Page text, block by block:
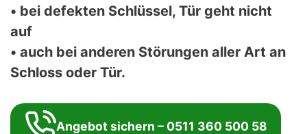
• bei defekten Schlüssel, Tür geht nicht
auf
• auch bei anderen Störungen aller Art an
Schloss oder Tür.
Angebot sichern – 0511 360 500 58